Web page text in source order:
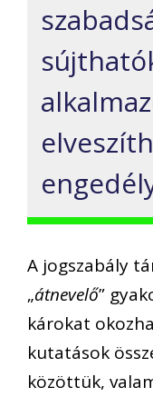
A jogszabály
„átnevelő”
károkat
kutatások
közöttük,